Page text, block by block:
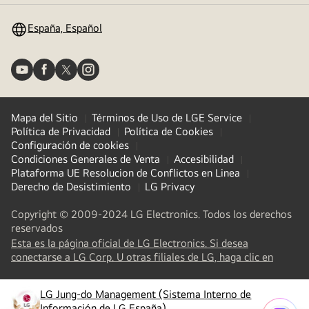
España, Español
Mapa del Sitio
Términos de Uso de LGE Service
Política de Privacidad
Política de Cookies
Configuración de cookies
Condiciones Generales de Venta
Accesibilidad
Plataforma UE Resolucion de Conflictos en Linea
Derecho de Desistimiento
LG Privacy
Copyright © 2009-2024 LG Electronics. Todos los derechos
reservados
Esta es la página oficial de LG Electronics. Si desea
conectarse a LG Corp. U otras filiales de LG, haga clic en(
a
new
LG Jung-do Management (Sistema Interno de